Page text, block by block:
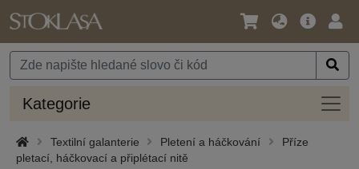
Jazyk
Měna
Hlavní
Kategorie
Textilní galanterie Pletení a háčkování
Příze
pletací, háčkovací a připlétací nitě